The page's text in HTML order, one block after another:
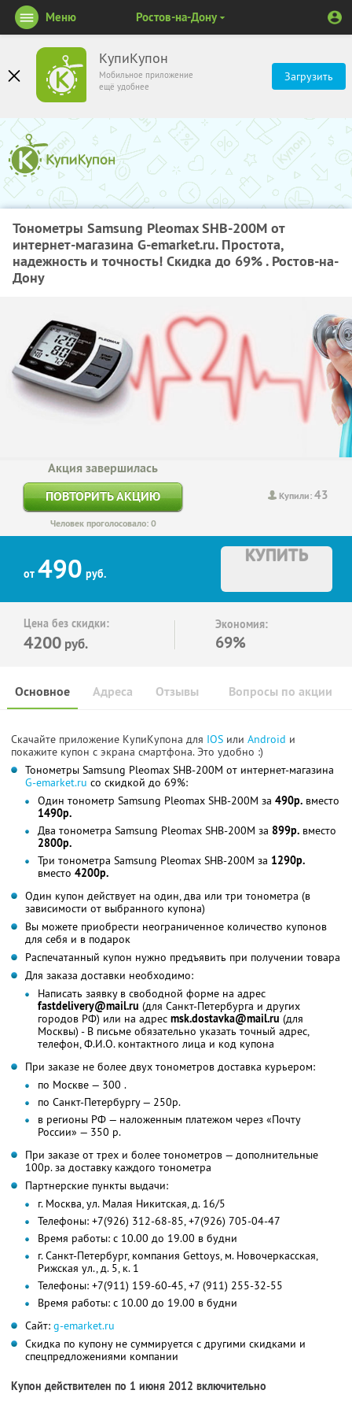
КупиКупон
Мобильное приложение
ещё удобнее
Загрузить
Меню Ростов-на-Дону
Тонометры Samsung Pleomax SHB-200M от
интернет-магазина G-emarket.ru. Простота,
надежность и точность! Скидка до 69% . Ростов-на-
Дону
Купили:43
Акция завершилась
ПОВТОРИТЬ АКЦИЮ
Человек проголосовало: 0
от 490 руб.
КУПИТЬ
Цена без скидки:
4200 руб.
Экономия:
69%
Основное Отзывы Вопросы по акции
Адреса
Скачайте приложение КупиКупона для IOS или Android и
покажите купон с экрана смартфона. Это удобно :)
Тонометры Samsung Pleomax SHB-200M от интернет-магазина
G-emarket.ru со скидкой до 69%:
Один тонометр Samsung Pleomax SHB-200M за 490р. вместо
1490р.
Два тонометра Samsung Pleomax SHB-200M за 899р. вместо
2800р.
Три тонометра Samsung Pleomax SHB-200M за 1290р.
вместо 4200р.
Один купон действует на один, два или три тонометра (в
зависимости от выбранного купона)
Вы можете приобрести неограниченное количество купонов
для себя и в подарок
Распечатанный купон нужно предъявить при получении товара
Для заказа доставки необходимо:
Написать заявку в свободной форме на адрес
fastdelivery@mail.ru (для Санкт-Петербурга и других
городов РФ) или на адрес msk.dostavka@mail.ru (для
Москвы) - В письме обязательно указать точный адрес,
телефон, Ф.И.О. контактного лица и код купона
При заказе не более двух тонометров доставка курьером:
по Москве — 300 .
по Санкт-Петербургу — 250р.
в регионы РФ — наложенным платежом через «Почту
России» — 350 р.
При заказе от трех и более тонометров — дополнительные
100р. за доставку каждого тонометра
Партнерские пункты выдачи:
г. Москва, ул. Малая Никитская, д. 16/5
Телефоны: +7(926) 312-68-85, +7(926) 705-04-47
Время работы: с 10.00 до 19.00 в будни
г. Санкт-Петербург, компания Gettoys, м. Новочеркасская,
Рижская ул., д. 5, к. 1
Телефоны: +7(911) 159-60-45, +7 (911) 255-32-55
Время работы: c 10.00 до 19.00 в будни
Сайт: g-emarket.ru
Скидка по купону не суммируется с другими скидками и
спецпредложениями компании
Купон действителен по 1 июня 2012 включительно